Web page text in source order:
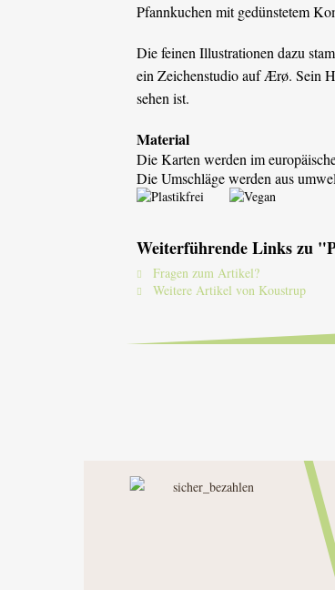
Pfannkuchen mit gedünstetem
Die feinen Illustrationen dazu
ein Zeichenstudio auf Ærø. Sein
sehen ist.
Material
Die Karten werden im
Die Umschläge werden aus
Weiterführende Links zu
Fragen zum Artikel?
Weitere Artikel von Koustrup